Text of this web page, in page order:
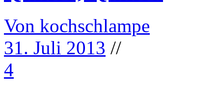
Von kochschlampe
31. Juli 2013 //
4